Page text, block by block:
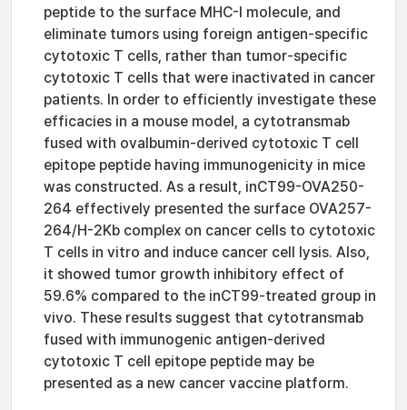
peptide to the surface MHC-I molecule, and
eliminate tumors using foreign antigen-specific
cytotoxic T cells, rather than tumor-specific
cytotoxic T cells that were inactivated in cancer
patients. In order to efficiently investigate these
efficacies in a mouse model, a cytotransmab
fused with ovalbumin-derived cytotoxic T cell
epitope peptide having immunogenicity in mice
was constructed. As a result, inCT99-OVA250-
264 effectively presented the surface OVA257-
264/H-2Kb complex on cancer cells to cytotoxic
T cells in vitro and induce cancer cell lysis. Also,
it showed tumor growth inhibitory effect of
59.6% compared to the inCT99-treated group in
vivo. These results suggest that cytotransmab
fused with immunogenic antigen-derived
cytotoxic T cell epitope peptide may be
presented as a new cancer vaccine platform.